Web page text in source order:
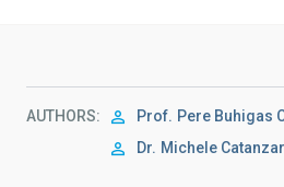
AUTHORS Prof. Pere Buhigas
Dr. Michele